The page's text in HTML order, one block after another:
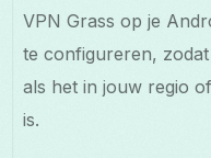
VPN Grass op je
te configureren,
als het in jouw regio
is.